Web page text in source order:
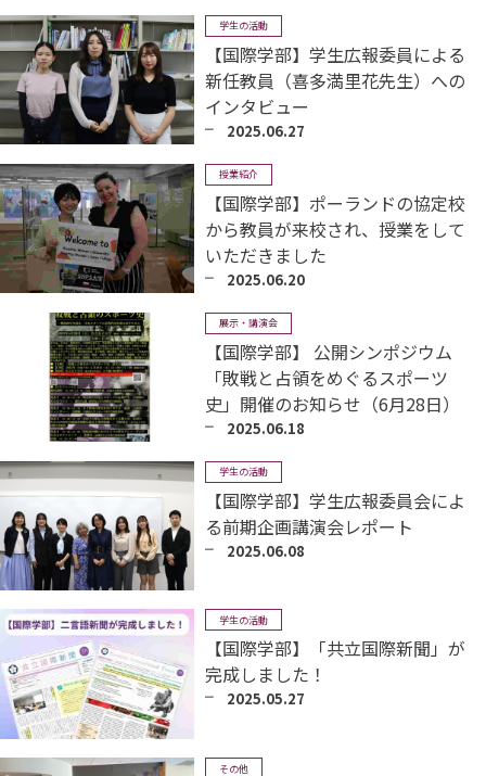
学生の活動
【国際学部】学生広報委員による
新任教員（喜多満里花先生）への
インタビュー
2025.06.27
授業紹介
【国際学部】ポーランドの協定校
から教員が来校され、授業をして
いただきました
2025.06.20
展示・講演会
【国際学部】 公開シンポジウム
「敗戦と占領をめぐるスポーツ
史」開催のお知らせ（6月28日）
2025.06.18
学生の活動
【国際学部】学生広報委員会によ
る前期企画講演会レポート
2025.06.08
学生の活動
【国際学部】「共立国際新聞」が
完成しました！
2025.05.27
その他